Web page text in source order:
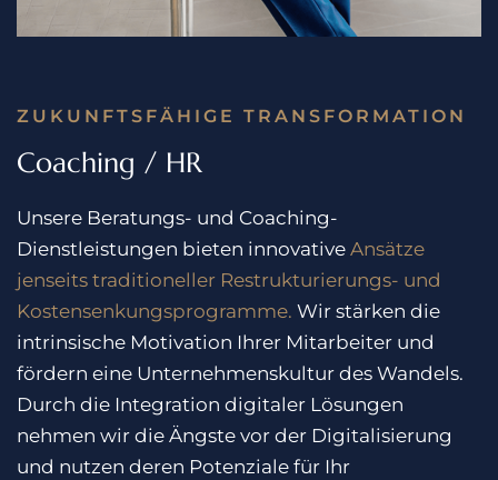
ZUKUNFTSFÄHIGE TRANSFORMATION
Coaching / HR
Unsere Beratungs- und Coaching-
Dienstleistungen bieten innovative Ansätze
jenseits traditioneller Restrukturierungs- und
Kostensenkungsprogramme. Wir stärken die
intrinsische Motivation Ihrer Mitarbeiter und
fördern eine Unternehmenskultur des Wandels.
Durch die Integration digitaler Lösungen
nehmen wir die Ängste vor der Digitalisierung
und nutzen deren Potenziale für Ihr